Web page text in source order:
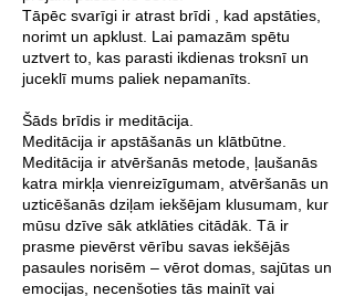
Tāpēc svarīgi ir atrast brīdi , kad apstāties,
norimt un apklust. Lai pamazām spētu
uztvert to, kas parasti ikdienas troksnī un
juceklī mums paliek nepamanīts.
Šāds brīdis ir meditācija.
Meditācija ir apstāšanās un klātbūtne.
Meditācija ir atvēršanās metode, ļaušanās
katra mirkļa vienreizīgumam, atvēršanās un
uzticēšanās dziļam iekšējam klusumam, kur
mūsu dzīve sāk atklāties citādāk. Tā ir
prasme pievērst vērību savas iekšējās
pasaules norisēm – vērot domas, sajūtas un
emocijas, necenšoties tās mainīt vai